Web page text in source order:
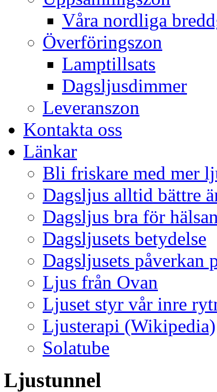
Våra nordliga
Överföringszon
Lamptillsats
Dagsljusdimmer
Leveranszon
Kontakta oss
Länkar
Bli friskare med mer
Dagsljus alltid bättre
Dagsljus bra för
Dagsljusets betydelse
Dagsljusets påverkan
Ljus från Ovan
Ljuset styr vår inre
Ljusterapi (Wikipedia)
Solatube
Ljustunnel